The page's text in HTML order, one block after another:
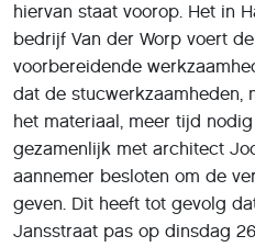
hiervan staat voorop. Het in
bedrijf Van der Worp voert
voorbereidende
dat de stucwerkzaamheden,
het materiaal, meer tijd
gezamenlijk met architect
aannemer besloten om de
geven. Dit heeft tot gevolg
Jansstraat pas op dinsdag